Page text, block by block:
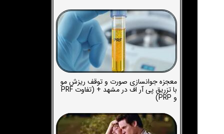
معجزه جوانسازی صورت و توقف ریزش مو
با تزریق پی آر اف در مشهد + (تفاوت PRF
و PRP)